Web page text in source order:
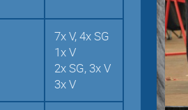
7x V, 4x SG
1x V
2x SG, 3x V
3x V